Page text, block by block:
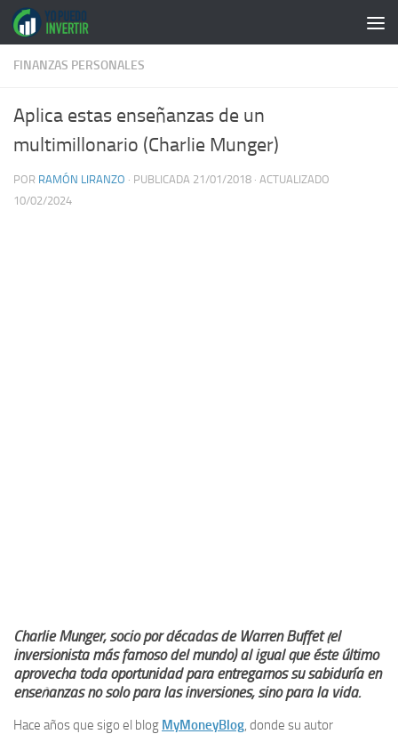
Saltar al contenido
FINANZAS PERSONALES
Aplica estas enseñanzas de un
multimillonario (Charlie Munger)
POR RAMÓN LIRANZO · PUBLICADA 21/01/2018 · ACTUALIZADO
10/02/2024
Charlie Munger, socio por décadas de Warren Buffet (el
inversionista más famoso del mundo) al igual que éste último
aprovecha toda oportunidad para entregarnos su sabiduría en
enseñanzas no solo para las inversiones, sino para la vida.
Hace años que sigo el blog MyMoneyBlog, donde su autor